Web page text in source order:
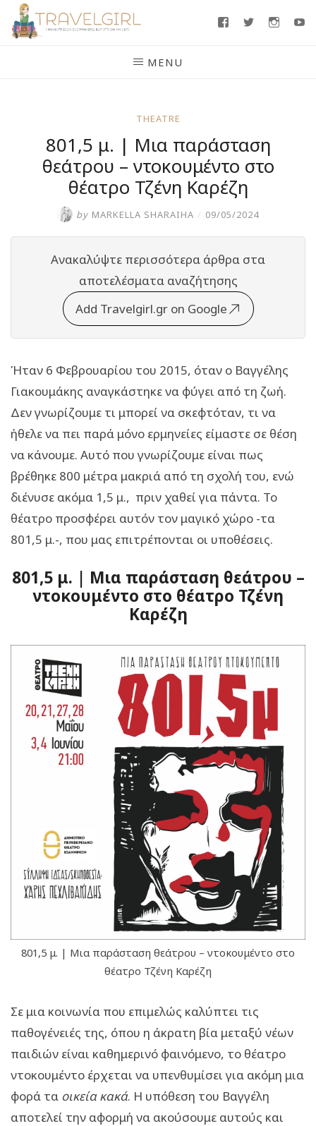
Skip
FacebookTwitter
MENU
THEATRE
801,5 μ. | Μια παράσταση
θεάτρου – ντοκουμέντο στο
θέατρο Τζένη Καρέζη
by MARKELLA SHARAIHA / 09/05/2024
Ανακαλύψτε περισσότερα άρθρα στα
αποτελέσματα αναζήτησης
Add Travelgirl.gr on Google
Ήταν 6 Φεβρουαρίου του 2015, όταν ο Βαγγέλης
Γιακουμάκης αναγκάστηκε να φύγει από τη ζωή.
Δεν γνωρίζουμε τι μπορεί να σκεφτόταν, τι να
ήθελε να πει παρά μόνο ερμηνείες είμαστε σε θέση
να κάνουμε. Αυτό που γνωρίζουμε είναι πως
βρέθηκε 800 μέτρα μακριά από τη σχολή του, ενώ
διένυσε ακόμα 1,5 μ., πριν χαθεί για πάντα. Το
θέατρο προσφέρει αυτόν τον μαγικό χώρο -τα
801,5 μ.-, που μας επιτρέπονται οι υποθέσεις.
801,5 μ. | Μια παράσταση θεάτρου –
ντοκουμέντο στο θέατρο Τζένη
Καρέζη
801,5 μ. | Μια παράσταση θεάτρου – ντοκουμέντο στο
θέατρο Τζένη Καρέζη
Σε μια κοινωνία που επιμελώς καλύπτει τις
παθογένειές της, όπου η άκρατη βία μεταξύ νέων
παιδιών είναι καθημερινό φαινόμενο, το θέατρο
ντοκουμέντο έρχεται να υπενθυμίσει για ακόμη μια
φορά τα οικεία κακά. Η υπόθεση του Βαγγέλη
αποτελεί την αφορμή να ακούσουμε αυτούς και